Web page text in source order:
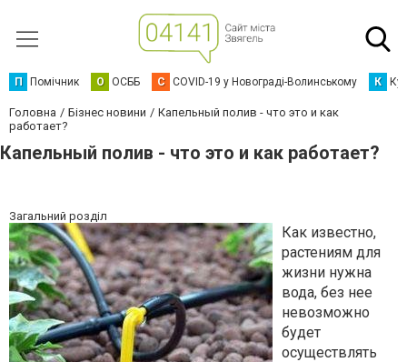
П Помічник О ОСББ C COVID-19 у Новограді-Волинському К
Головна Бізнес новини
Капельный полив - что это и как
работает?
Капельный полив - что это и как работает?
Загальний розділ
Как известно,
растениям для
жизни нужна
вода, без нее
невозможно
будет
осуществлять